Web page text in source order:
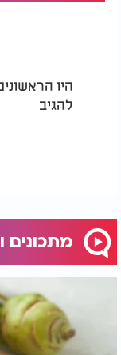
היו
להגיב
מתכונים